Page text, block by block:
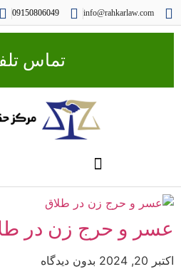
info@rahkarlaw.com
09150806049
تماس
عسر و حرج زن در
اکتبر 20, 2024
بدون دیدگاه